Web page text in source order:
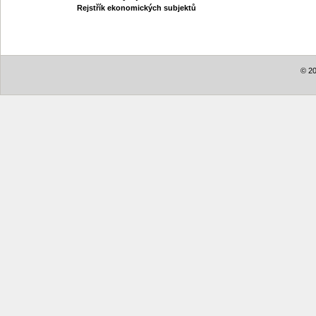
Rejstřík ekonomických subjektů
©